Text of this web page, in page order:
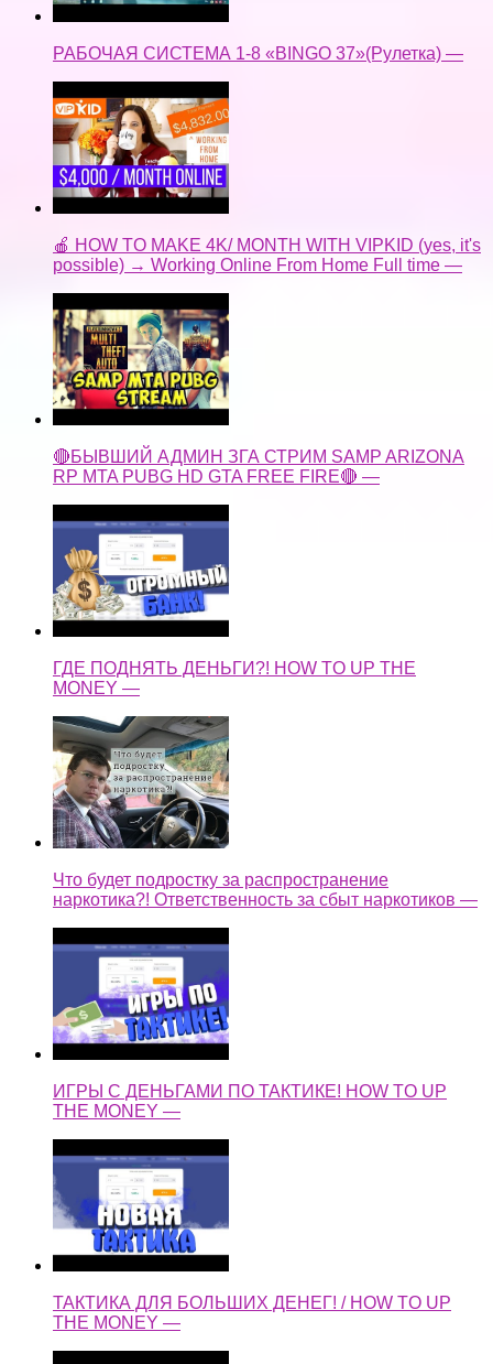
РАБОЧАЯ СИСТЕМА 1-8 «BINGO 37»(Рулетка) —
🍎 HOW TO MAKE 4K/ MONTH WITH VIPKID (yes, it's
possible) → Working Online From Home Full time —
🔴БЫВШИЙ АДМИН ЗГА СТРИМ SAMP ARIZONA
RP MTA PUBG HD GTA FREE FIRE🔴 —
ГДЕ ПОДНЯТЬ ДЕНЬГИ?! HOW TO UP THE
MONEY —
Что будет подростку за распространение
наркотика?! Ответственность за сбыт наркотиков —
ИГРЫ С ДЕНЬГАМИ ПО ТАКТИКЕ! HOW TO UP
THE MONEY —
ТАКТИКА ДЛЯ БОЛЬШИХ ДЕНЕГ! / HOW TO UP
THE MONEY —